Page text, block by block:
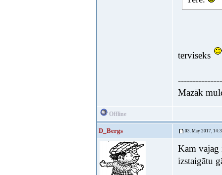
terviseks
Mazāk
Offline
D_Bergs 03. May 2017,
Kam vajag
izstaigātu